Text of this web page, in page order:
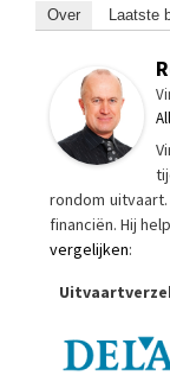
Over Laatste
rondom
financiën. Hij
vergelijken: